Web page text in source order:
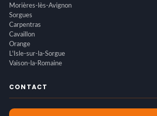
Morières-lès-Avignon
Sorgues
Carpentras
Cavaillon
Orange
L'Isle-sur-la-Sorgue
Vaison-la-Romaine
CONTACT